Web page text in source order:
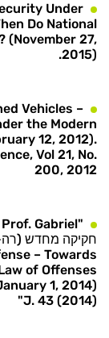
Under
Do National
(November 27,
2015).
Vehicles –
the Modern
12, 2012).
Vol 21, No.
200, 2012
– Towards
J. 43 (2014)"